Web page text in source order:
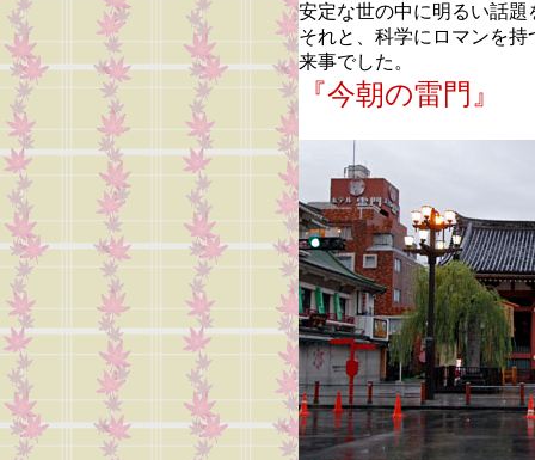
安定な世の中に明るい話
それと、科学にロマンを
来事でした。
『今朝の雷門』